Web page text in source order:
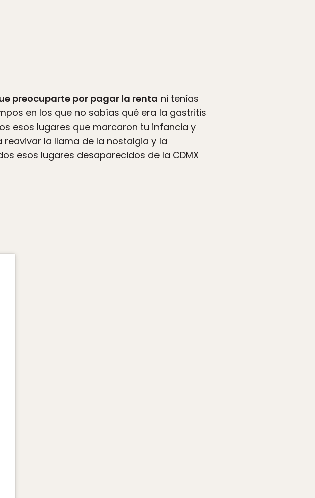
preocuparte por pagar la renta ni tenías
en los que no sabías qué era la gastritis
esos lugares que marcaron tu infancia y
la llama de la nostalgia y la
esos lugares desaparecidos de la CDMX